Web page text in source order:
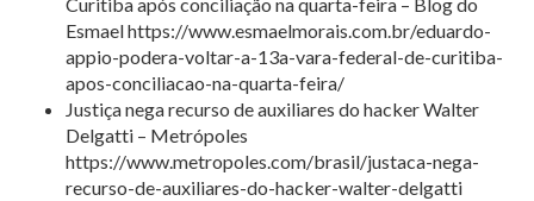
Esmael https://www.esmaelmorais.com.br/eduardo-
appio-podera-voltar-a-13a-vara-federal-de-curitiba-
apos-conciliacao-na-quarta-feira/
Justiça nega recurso de auxiliares do hacker Walter
Delgatti – Metrópoles
https://www.metropoles.com/brasil/justaca-nega-
recurso-de-auxiliares-do-hacker-walter-delgatti